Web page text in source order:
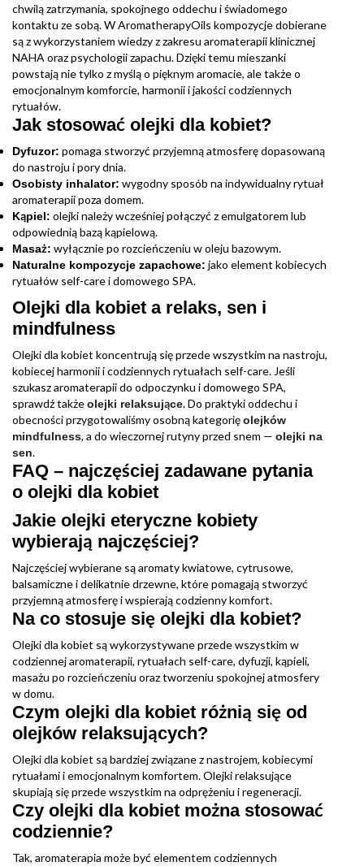
chwilą zatrzymania, spokojnego oddechu i świadomego
kontaktu ze sobą. W AromatherapyOils kompozycje dobierane
są z wykorzystaniem wiedzy z zakresu aromaterapii klinicznej
NAHA oraz psychologii zapachu. Dzięki temu mieszanki
powstają nie tylko z myślą o pięknym aromacie, ale także o
emocjonalnym komforcie, harmonii i jakości codziennych
rytuałów.
Jak stosować olejki dla kobiet?
Dyfuzor: pomaga stworzyć przyjemną atmosferę dopasowaną
do nastroju i pory dnia.
Osobisty inhalator: wygodny sposób na indywidualny rytuał
aromaterapii poza domem.
Kąpiel: olejki należy wcześniej połączyć z emulgatorem lub
odpowiednią bazą kąpielową.
Masaż: wyłącznie po rozcieńczeniu w oleju bazowym.
Naturalne kompozycje zapachowe: jako element kobiecych
rytuałów self-care i domowego SPA.
Olejki dla kobiet a relaks, sen i
mindfulness
Olejki dla kobiet koncentrują się przede wszystkim na nastroju,
kobiecej harmonii i codziennych rytuałach self-care. Jeśli
szukasz aromaterapii do odpoczynku i domowego SPA,
sprawdź takżeolejki relaksujące. Do praktyki oddechu i
obecności przygotowaliśmy osobną kategorięolejków
mindfulness, a do wieczornej rutyny przed snem — olejki na
sen.
FAQ – najczęściej zadawane pytania
o olejki dla kobiet
Jakie olejki eteryczne kobiety
wybierają najczęściej?
Najczęściej wybierane są aromaty kwiatowe, cytrusowe,
balsamiczne i delikatnie drzewne, które pomagają stworzyć
przyjemną atmosferę i wspierają codzienny komfort.
Na co stosuje się olejki dla kobiet?
Olejki dla kobiet są wykorzystywane przede wszystkim w
codziennej aromaterapii, rytuałach self-care, dyfuzji, kąpieli,
masażu po rozcieńczeniu oraz tworzeniu spokojnej atmosfery
w domu.
Czym olejki dla kobiet różnią się od
olejków relaksujących?
Olejki dla kobiet są bardziej związane z nastrojem, kobiecymi
rytuałami i emocjonalnym komfortem. Olejki relaksujące
skupiają się przede wszystkim na odprężeniu i regeneracji.
Czy olejki dla kobiet można stosować
codziennie?
Tak, aromaterapia może być elementem codziennych